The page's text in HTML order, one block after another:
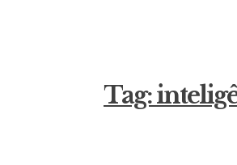
Tag: